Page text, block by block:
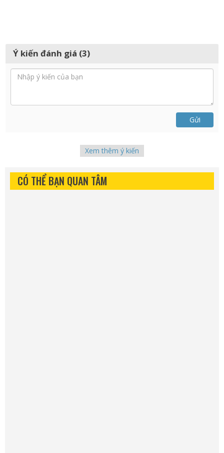
Ý kiến đánh giá (3)
Gửi
Xem thêm ý kiến
CÓ THỂ BẠN QUAN TÂM